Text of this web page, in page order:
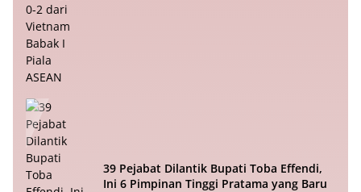
39 Pejabat Dilantik Bupati Toba Effendi,
Ini 6 Pimpinan Tinggi Pratama yang Baru